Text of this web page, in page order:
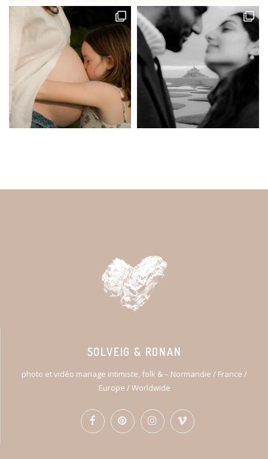
SOLVEIG & RONAN
photo et vidéo mariage intimiste, folk & – Normandie / France /
Europe / Worldwide